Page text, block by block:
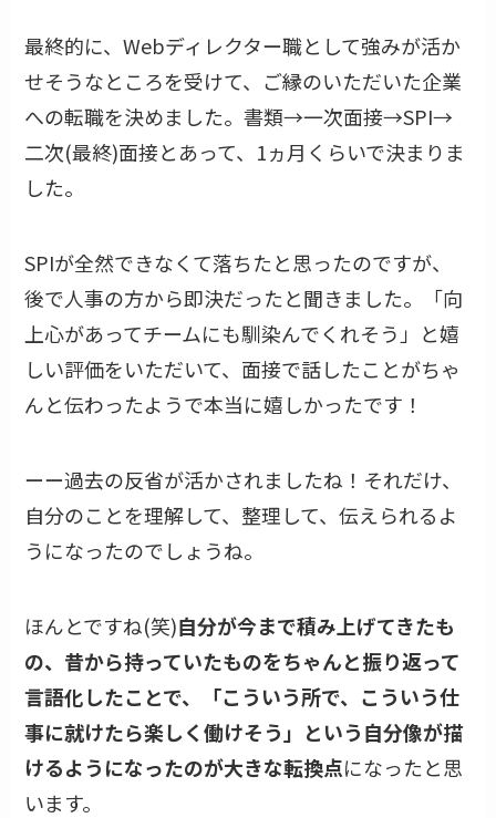
最終的に、Webディレクター職として強みが活か
せそうなところを受けて、ご縁のいただいた企業
への転職を決めました。書類→一次面接→SPI→
二次(最終)面接とあって、1ヵ月くらいで決まりま
した。
SPIが全然できなくて落ちたと思ったのですが、
後で人事の方から即決だったと聞きました。「向
上心があってチームにも馴染んでくれそう」と嬉
しい評価をいただいて、面接で話したことがちゃ
んと伝わったようで本当に嬉しかったです！
ーー過去の反省が活かされましたね！それだけ、
自分のことを理解して、整理して、伝えられるよ
うになったのでしょうね。
ほんとですね(笑)自分が今まで積み上げてきたも
の、昔から持っていたものをちゃんと振り返って
言語化したことで、「こういう所で、こういう仕
事に就けたら楽しく働けそう」という自分像が描
けるようになったのが大きな転換点になったと思
います。